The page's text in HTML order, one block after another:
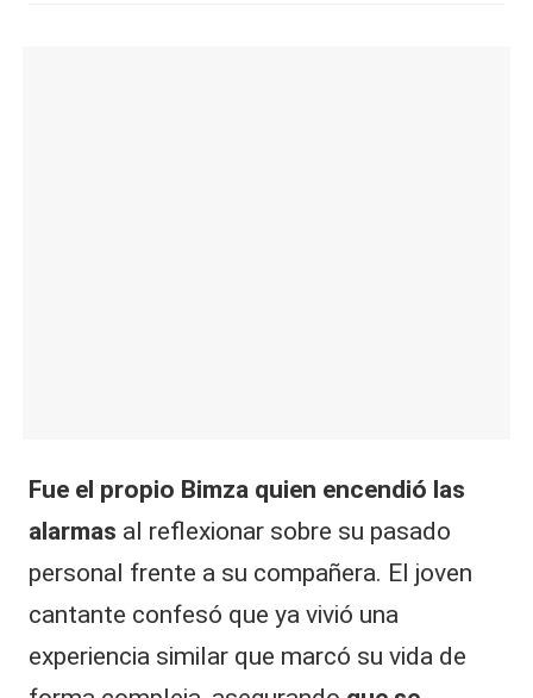
Fue el propio Bimza quien encendió las
alarmas al reflexionar sobre su pasado
personal frente a su compañera. El joven
cantante confesó que ya vivió una
experiencia similar que marcó su vida de